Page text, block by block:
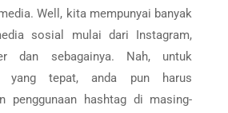
Well, kita mempunyai banyak
sosial mulai dari Instagram,
dan sebagainya. Nah, untuk
yang tepat, anda pun harus
penggunaan hashtag di masing-